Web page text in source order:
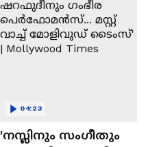
'നസ്ലിനും സംഗീതും
04:23